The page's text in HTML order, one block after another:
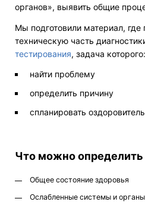
органов», выявить общие
Мы подготовили материал, где
техническую часть
тестирования, задача которого:
найти проблему
определить причину
спланировать
Что можно определить
Общее состояние здоровья
Ослабленные системы и органы